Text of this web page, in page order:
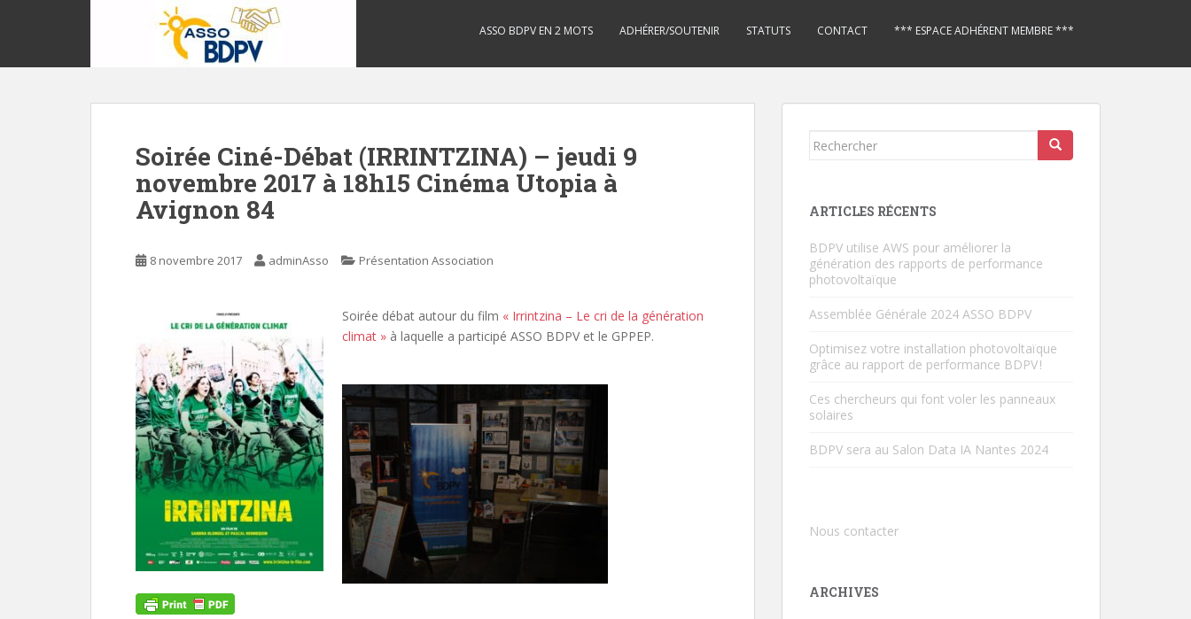
p
ASSO BDPV EN 2 MOTS ADHÉRER/SOUTENIR STATUTS CONTACT *** ESPACE ADHÉRENT MEMBRE ***
Soirée Ciné-Débat (IRRINTZINA) – jeudi 9
novembre 2017 à 18h15 Cinéma Utopia à
Avignon 84
8 novembre 2017 adminAsso Présentation Association
Soirée débat autour du film « Irrintzina – Le cri de la génération
climat » à laquelle a participé ASSO BDPV et le GPPEP.
Rechercher...
ARTICLES RÉCENTS
BDPV utilise AWS pour améliorer la
génération des rapports de performance
photovoltaïque
Assemblée Générale 2024 ASSO BDPV
Optimisez votre installation photovoltaïque
grâce au rapport de performance BDPV !
Ces chercheurs qui font voler les panneaux
solaires
BDPV sera au Salon Data IA Nantes 2024
Nous contacter
ARCHIVES